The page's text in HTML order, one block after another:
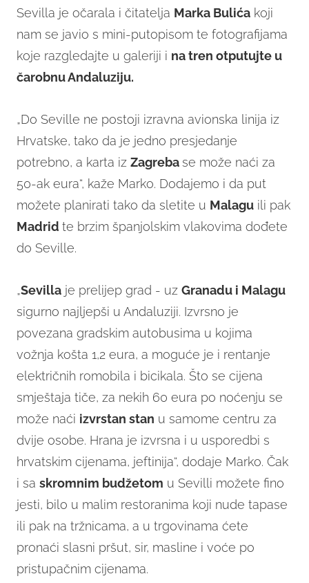
Sevilla je očarala i čitatelja Marka Bulića koji
nam se javio s mini-putopisom te fotografijama
koje razgledajte u galeriji i na tren otputujte u
čarobnu Andaluziju.
„Do Seville ne postoji izravna avionska linija iz
Hrvatske, tako da je jedno presjedanje
potrebno, a karta iz Zagrebase može naći za
50-ak eura“, kaže Marko. Dodajemo i da put
možete planirati tako da sletite u Malagu ili pak
Madrid te brzim španjolskim vlakovima dođete
do Seville.
„Sevilla je prelijep grad - uz Granadu i Malagu
sigurno najljepši u Andaluziji. Izvrsno je
povezana gradskim autobusima u kojima
vožnja košta 1,2 eura, a moguće je i rentanje
električnih romobila i bicikala. Što se cijena
smještaja tiče, za nekih 60 eura po noćenju se
može naći izvrstan stan u samome centru za
dvije osobe. Hrana je izvrsna i u usporedbi s
hrvatskim cijenama, jeftinija“, dodaje Marko. Čak
i sa skromnim budžetom u Sevilli možete fino
jesti, bilo u malim restoranima koji nude tapase
ili pak na tržnicama, a u trgovinama ćete
pronaći slasni pršut, sir, masline i voće po
pristupačnim cijenama.